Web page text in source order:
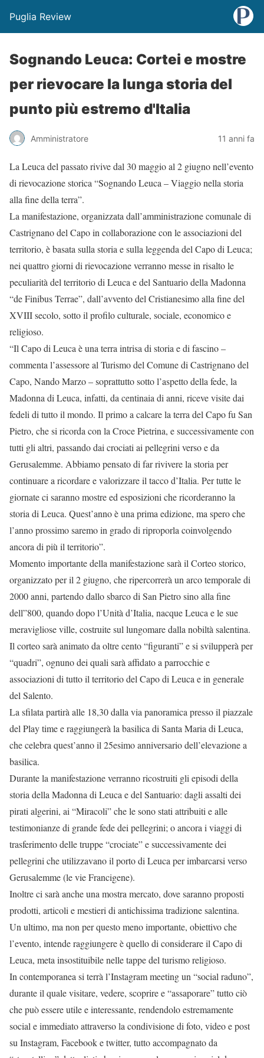
Puglia Review
Sognando Leuca: Cortei e mostre
per rievocare la lunga storia del
punto più estremo d'Italia
Amministratore 11 anni fa
La Leuca del passato rivive dal 30 maggio al 2 giugno nell’evento
di rievocazione storica “Sognando Leuca – Viaggio nella storia
alla fine della terra”.
La manifestazione, organizzata dall’amministrazione comunale di
Castrignano del Capo in collaborazione con le associazioni del
territorio, è basata sulla storia e sulla leggenda del Capo di Leuca;
nei quattro giorni di rievocazione verranno messe in risalto le
peculiarità del territorio di Leuca e del Santuario della Madonna
“de Finibus Terrae”, dall’avvento del Cristianesimo alla fine del
XVIII secolo, sotto il profilo culturale, sociale, economico e
religioso.
“Il Capo di Leuca è una terra intrisa di storia e di fascino –
commenta l’assessore al Turismo del Comune di Castrignano del
Capo, Nando Marzo – soprattutto sotto l’aspetto della fede, la
Madonna di Leuca, infatti, da centinaia di anni, riceve visite dai
fedeli di tutto il mondo. Il primo a calcare la terra del Capo fu San
Pietro, che si ricorda con la Croce Pietrina, e successivamente con
tutti gli altri, passando dai crociati ai pellegrini verso e da
Gerusalemme. Abbiamo pensato di far rivivere la storia per
continuare a ricordare e valorizzare il tacco d’Italia. Per tutte le
giornate ci saranno mostre ed esposizioni che ricorderanno la
storia di Leuca. Quest’anno è una prima edizione, ma spero che
l’anno prossimo saremo in grado di riproporla coinvolgendo
ancora di più il territorio”.
Momento importante della manifestazione sarà il Corteo storico,
organizzato per il 2 giugno, che ripercorrerà un arco temporale di
2000 anni, partendo dallo sbarco di San Pietro sino alla fine
dell”800, quando dopo l’Unità d’Italia, nacque Leuca e le sue
meravigliose ville, costruite sul lungomare dalla nobiltà salentina.
Il corteo sarà animato da oltre cento “figuranti” e si svilupperà per
“quadri”, ognuno dei quali sarà affidato a parrocchie e
associazioni di tutto il territorio del Capo di Leuca e in generale
del Salento.
La sfilata partirà alle 18,30 dalla via panoramica presso il piazzale
del Play time e raggiungerà la basilica di Santa Maria di Leuca,
che celebra quest’anno il 25esimo anniversario dell’elevazione a
basilica.
Durante la manifestazione verranno ricostruiti gli episodi della
storia della Madonna di Leuca e del Santuario: dagli assalti dei
pirati algerini, ai “Miracoli” che le sono stati attribuiti e alle
testimonianze di grande fede dei pellegrini; o ancora i viaggi di
trasferimento delle truppe “crociate” e successivamente dei
pellegrini che utilizzavano il porto di Leuca per imbarcarsi verso
Gerusalemme (le vie Francigene).
Inoltre ci sarà anche una mostra mercato, dove saranno proposti
prodotti, articoli e mestieri di antichissima tradizione salentina.
Un ultimo, ma non per questo meno importante, obiettivo che
l’evento, intende raggiungere è quello di considerare il Capo di
Leuca, meta insostituibile nelle tappe del turismo religioso.
In contemporanea si terrà l’Instagram meeting un “social raduno”,
durante il quale visitare, vedere, scoprire e “assaporare” tutto ciò
che può essere utile e interessante, rendendolo estremamente
social e immediato attraverso la condivisione di foto, video e post
su Instagram, Facebook e twitter, tutto accompagnato da